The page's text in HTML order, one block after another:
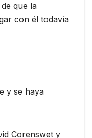
que la
con él todavía
y se haya
Corenswet y